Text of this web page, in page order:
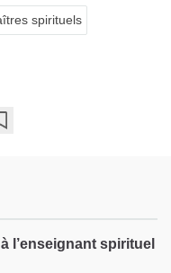
spirituels
l’enseignant spirituel